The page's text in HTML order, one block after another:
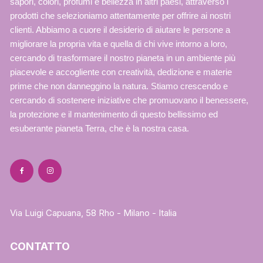
prodotti che selezioniamo attentamente per offrire ai nostri
clienti. Abbiamo a cuore il desiderio di aiutare le persone a
migliorare la propria vita e quella di chi vive intorno a loro,
cercando di trasformare il nostro pianeta in un ambiente più
piacevole e accogliente con creatività, dedizione e materie
prime che non danneggino la natura. Stiamo crescendo e
cercando di sostenere iniziative che promuovano il benessere,
la protezione e il mantenimento di questo bellissimo ed
esuberante pianeta Terra, che è la nostra casa.
Via Luigi Capuana, 58 Rho - Milano - Italia
CONTATTO